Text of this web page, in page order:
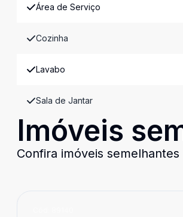
Área de Serviço
Cozinha
Lavabo
Sala de Jantar
Imóveis
Confira imóveis semelhantes